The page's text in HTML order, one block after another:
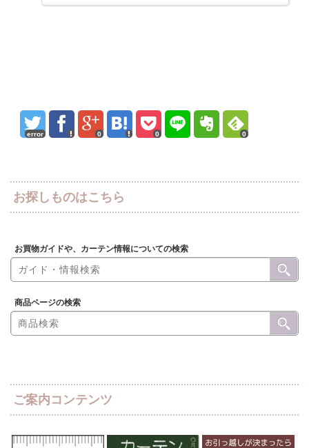
error 0 0 0
お探しものはこちら
お買物ガイドや、カーテン情報についての検索
商品ページの検索
ご案内コンテンツ